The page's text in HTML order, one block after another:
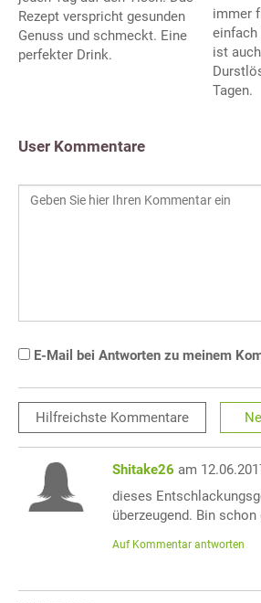
Rezept verspricht gesunden
Genuss und schmeckt. Eine
perfekter Drink.
immer
einfach
ist
Tagen.
User Kommentare
E-Mail bei Antworten zu meinem
Hilfreichste Kommentare
Shitake26 am
dieses
überzeugend. Bin
Auf Kommentar antworten